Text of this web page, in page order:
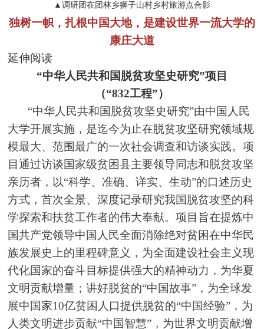
▲调研团在团林乡狮子山村乡村旅游点合影
独树一帜，扎根中国大地，是建设世界一流大学的
康庄大道
延伸阅读
“中华人民共和国脱贫攻坚史研究”项目
（“832工程”）
“中华人民共和国脱贫攻坚史研究”由中国人民
大学开展实施，是迄今为止在脱贫攻坚研究领域规
模最大、范围最广的一次社会调查和访谈实践。项
目通过访谈国家级贫困县主要领导同志和脱贫攻坚
亲历者，以“科学、准确、详实、生动”的口述历史
方式，首次全景、深度记录研究我国脱贫攻坚的科
学探索和扶贫工作者的伟大奉献。项目旨在提炼中
国共产党领导中国人民全面消除绝对贫困在中华民
族发展史上的里程碑意义，为全面建设社会主义现
代化国家的奋斗目标提供强大的精神动力，为华夏
文明贡献增量；讲好脱贫的“中国故事”，为全球发
展中国家10亿贫困人口提供脱贫的“中国经验”，为
人类文明进步贡献“中国智慧”，为世界文明贡献增